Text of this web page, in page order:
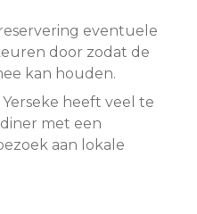
eventuele
door zodat de
kan houden.
Yerseke heeft veel te
met een
aan lokale